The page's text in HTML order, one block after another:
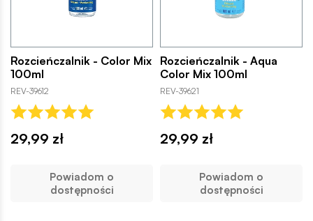
Rozcieńczalnik - Color Mix
100ml
REV-39612
29,99 zł
Powiadom o
dostępności
Rozcieńczalnik - Aqua
Color Mix 100ml
REV-39621
29,99 zł
Powiadom o
dostępności